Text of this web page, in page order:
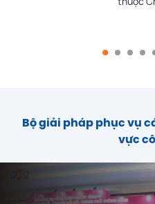
Bộ giải pháp phục vụ
vực